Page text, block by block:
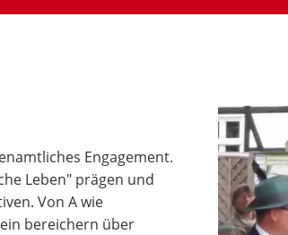
Engagement.
Leben" prägen und
Von A wie
bereichern über